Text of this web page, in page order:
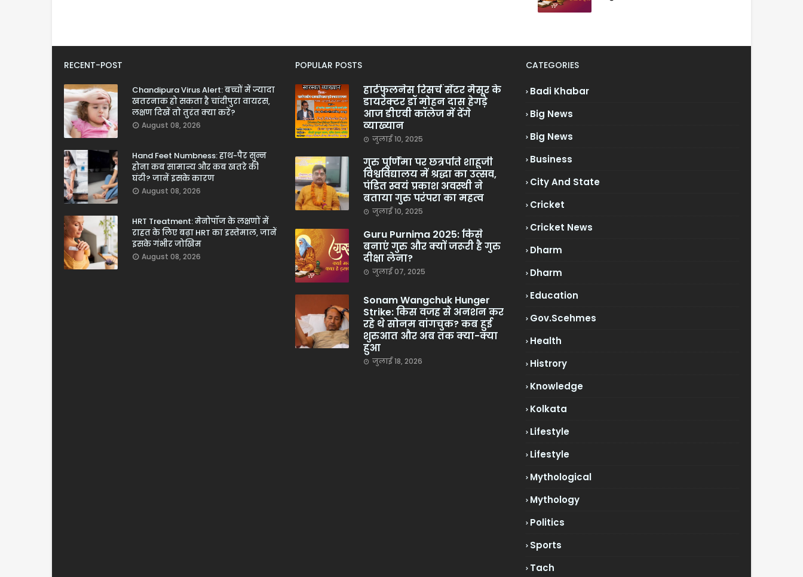
RECENT-POST
Chandipura Virus Alert: बच्चों में ज्यादा
खतरनाक हो सकता है चांदीपुरा वायरस,
लक्षण दिखें तो तुरंत क्या करें?
August 08, 2026
Hand Feet Numbness: हाथ-पैर सुन्न
होना कब सामान्य और कब खतरे की
घंटी? जानें इसके कारण
August 08, 2026
HRT Treatment: मेनोपॉज के लक्षणों में
राहत के लिए बढ़ा HRT का इस्तेमाल, जानें
इसके गंभीर जोखिम
August 08, 2026
POPULAR POSTS
हार्टफुलनेस रिसर्च सेंटर मैसूर के
डायरेक्टर डॉ मोहन दास हेगड़े
आज डीएवी कॉलेज में देंगे
व्याख्यान
जुलाई 10, 2025
गुरु पूर्णिमा पर छत्रपति शाहूजी
विश्वविद्यालय में श्रद्धा का उत्सव,
पंडित स्वयं प्रकाश अवस्थी ने
बताया गुरु परंपरा का महत्व
जुलाई 10, 2025
Guru Purnima 2025: किसे
बनाएं गुरु और क्यों जरूरी है गुरु
दीक्षा लेना?
जुलाई 07, 2025
Sonam Wangchuk Hunger
Strike: किस वजह से अनशन कर
रहे थे सोनम वांगचुक? कब हुई
शुरुआत और अब तक क्या-क्या
हुआ
जुलाई 18, 2026
CATEGORIES
Badi Khabar
Big News
Big News
Business
City And State
Cricket
Cricket News
Dharm
Dharm
Education
Gov.scehmes
Health
Histrory
Knowledge
Kolkata
Lifestyle
Lifestyle
Mythological
Mythology
Politics
Sports
Tach